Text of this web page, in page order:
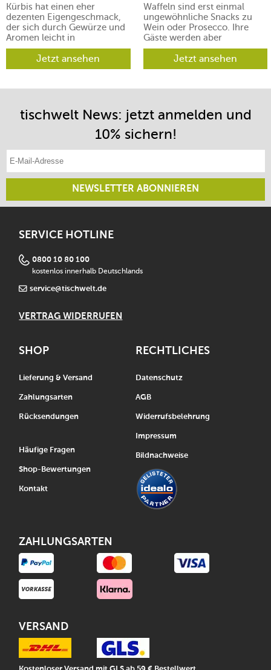
Kürbis hat einen eher
dezenten Eigengeschmack,
der sich durch Gewürze und
Aromen leicht in
verschiedene Richtungen
lenken lässt.Jetzt ansehen
Waffeln sind erst einmal
ungewöhnliche Snacks zu
Wein oder Prosecco. Ihre
Gäste werden aber
begeistert sein.
Jetzt ansehen
tischwelt News: jetzt anmelden und
10% sichern!
E-Mail-Adresse eintragen
NEWSLETTER ABONNIEREN
SERVICE HOTLINE
0800 10 80 100
kostenlos innerhalb Deutschlands
service@tischwelt.de
VERTRAG WIDERRUFEN
SHOP
Lieferung & Versand
Zahlungsarten
Rücksendungen
Häufige Fragen
Shop-Bewertungen
Kontakt
RECHTLICHES
Datenschutz
AGB
Widerrufsbelehrung
Impressum
Bildnachweise
ZAHLUNGSARTEN
VERSAND